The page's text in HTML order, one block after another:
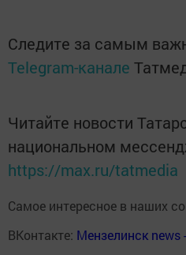
Следите за самым
Telegram-канале
Читайте новости
национальном
https://max.ru/tatmedia
Самое интересное в наших
ВКонтакте: Мензелинск